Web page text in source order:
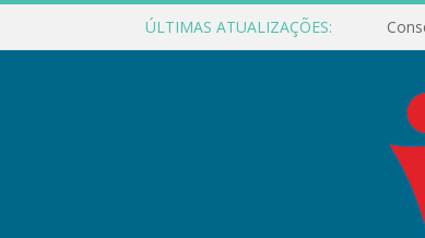
ÚLTIMAS ATUALIZAÇÕES: